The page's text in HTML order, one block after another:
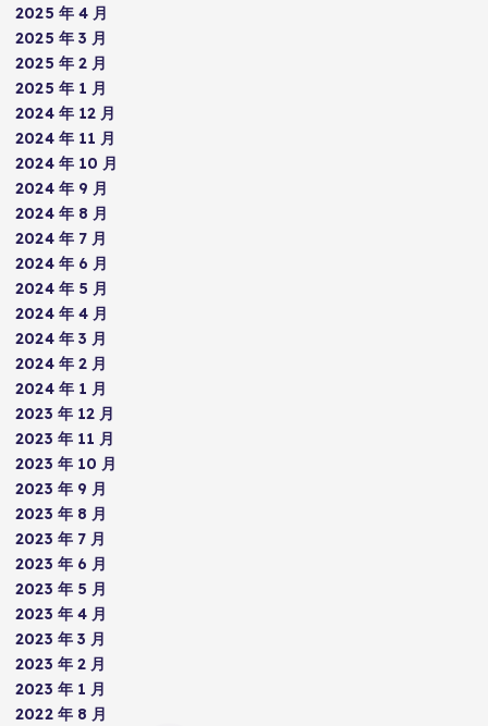
2025 年 4 月
2025 年 3 月
2025 年 2 月
2025 年 1 月
2024 年 12 月
2024 年 11 月
2024 年 10 月
2024 年 9 月
2024 年 8 月
2024 年 7 月
2024 年 6 月
2024 年 5 月
2024 年 4 月
2024 年 3 月
2024 年 2 月
2024 年 1 月
2023 年 12 月
2023 年 11 月
2023 年 10 月
2023 年 9 月
2023 年 8 月
2023 年 7 月
2023 年 6 月
2023 年 5 月
2023 年 4 月
2023 年 3 月
2023 年 2 月
2023 年 1 月
2022 年 8 月